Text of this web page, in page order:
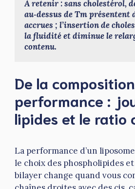
À retenir : sans cholestérol,
au‑dessus de Tm présentent
accrues ; l’insertion de
la fluidité et diminue le
contenu.
De la
performance :
lipides et le ratio
La performance d’un
le choix des phospholipides
bilayer change quand vous